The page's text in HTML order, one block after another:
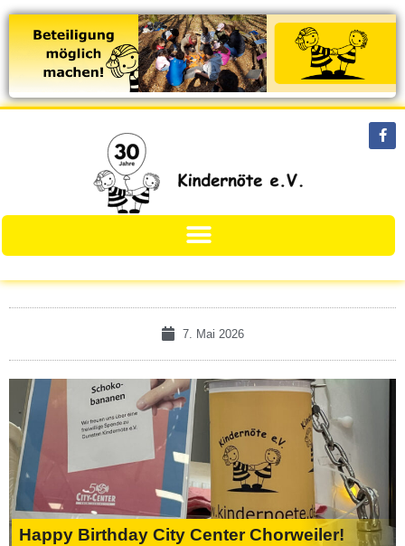
7. Mai 2026
Happy Birthday City Center Chorweiler!